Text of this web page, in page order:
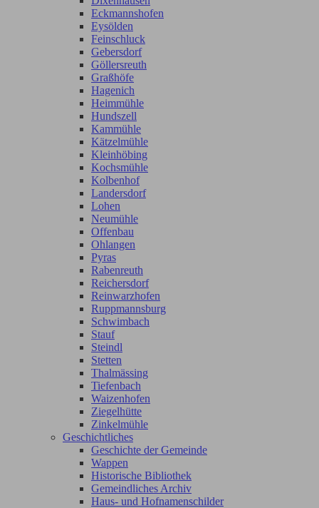
Eckmannshofen
Eysölden
Feinschluck
Gebersdorf
Göllersreuth
Graßhöfe
Hagenich
Heimmühle
Hundszell
Kammühle
Kätzelmühle
Kleinhöbing
Kochsmühle
Kolbenhof
Landersdorf
Lohen
Neumühle
Offenbau
Ohlangen
Pyras
Rabenreuth
Reichersdorf
Reinwarzhofen
Ruppmannsburg
Schwimbach
Stauf
Steindl
Stetten
Thalmässing
Tiefenbach
Waizenhofen
Ziegelhütte
Zinkelmühle
Geschichtliches
Geschichte der Gemeinde
Wappen
Historische Bibliothek
Gemeindliches Archiv
Haus- und Hofnamenschilder